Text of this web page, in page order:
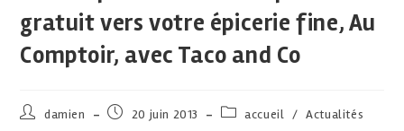
gratuit vers votre épicerie fine, Au
Comptoir, avec Taco and Co
damien 20 juin 2013 accueil / Actualités